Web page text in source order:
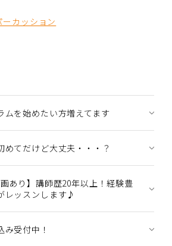
ーカッション
ムを始めたい方増えてます
めてだけど大丈夫・・・？
あり】講師歴20年以上！経験豊
レッスンします♪
受付中！